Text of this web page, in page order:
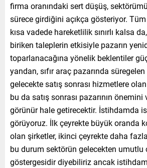
firma oranındaki sert düşüş,
sürece girdiğini açıkça gösteriyor. Tüm
kısa vadede hareketlilik sınırlı kalsa
biriken taleplerin etkisiyle pazarın
toparlanacağına yönelik beklentiler
yandan, sıfır araç pazarında
gelecekte satış sonrası hizmetlere
bu da satış sonrası pazarının önemini
görünür hale getirecektir. İstihdamda
görüyoruz. İlk çeyrekte büyük oranda
olan şirketler, ikinci çeyrekte daha
bu durum sektörün gelecekten umutlu
göstergesidir diyebiliriz ancak